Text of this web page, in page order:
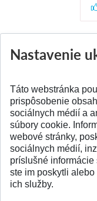
Nastavenie
Táto webstránka
prispôsobenie
sociálnych médií a
súbory cookie.
webové stránky,
sociálnych médií,
príslušné
ste im poskytli
ich služby.